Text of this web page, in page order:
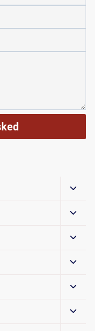
Skift
Skift
Skift
Skift
Skift
Skift